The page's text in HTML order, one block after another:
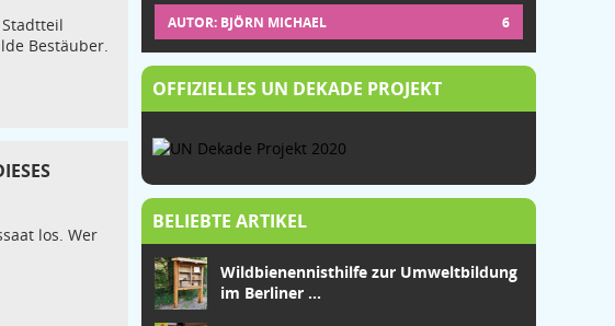
Bestäuber.
los. Wer
AUTOR: BJÖRN MICHAEL 6
OFFIZIELLES UN DEKADE PROJEKT
BELIEBTE ARTIKEL
Wildbienennisthilfe zur Umweltbildung
im Berliner ...